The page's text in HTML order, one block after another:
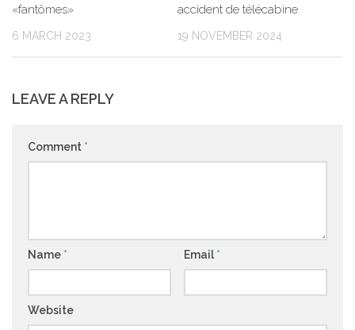
«fantômes»
6 MARCH 2023
accident de télécabine
19 NOVEMBER 2024
LEAVE A REPLY
Comment *
Name * Email *
Website